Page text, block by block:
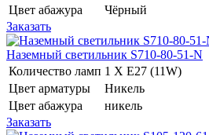
Цвет абажура
Чёрный
Заказать
Наземный светильник S710-80-51-N
Количество ламп 1 Х E27 (11W)
Цвет арматуры
Никель
Цвет абажура
никель
Заказать